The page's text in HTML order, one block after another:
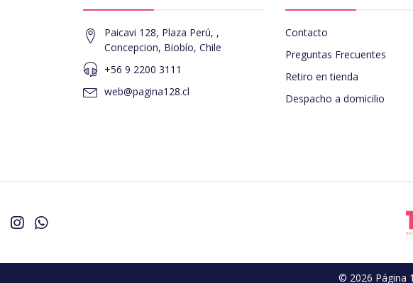
Paicavi 128, Plaza Perú, ,
Concepcion, Biobío, Chile
+56 9 2200 3111
web@pagina128.cl
Contacto
Preguntas Frecuentes
Retiro en tienda
Despacho a domicilio
© 2026 Página